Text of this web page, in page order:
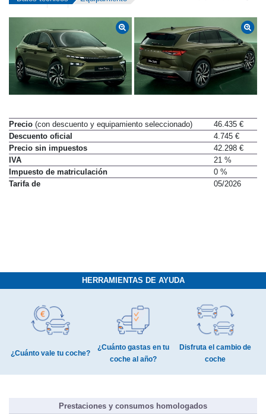
Precio (con descuento y equipamiento seleccionado)
46.435 €
Descuento oficial
4.745 €
Precio sin impuestos
42.298 €
IVA
21 %
Impuesto de matriculación
0 %
Tarifa de
05/2026
HERRAMIENTAS DE AYUDA
¿Cuánto vale tu coche?
¿Cuánto gastas en tu
coche al año?
Disfruta el cambio de
coche
Prestaciones y consumos homologados